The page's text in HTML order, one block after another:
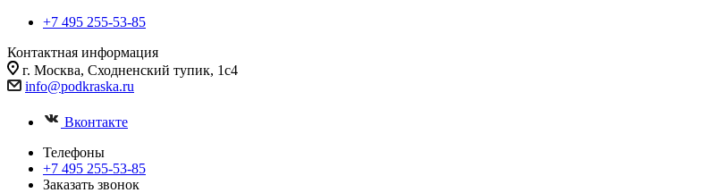
+7 495 255-53-85
Контактная информация
г. Москва, Сходненский тупик, 1с4
info@podkraska.ru
Вконтакте
Телефоны
+7 495 255-53-85
Заказать звонок